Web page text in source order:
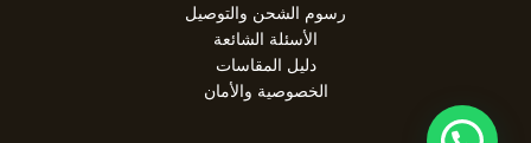
رسوم الشحن والتوصيل
الأسئلة الشائعة
دليل المقاسات
الخصوصية والأمان